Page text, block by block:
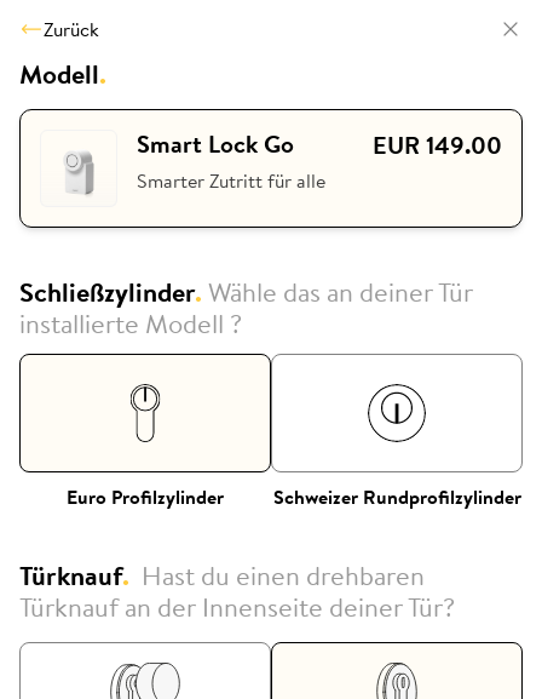
Zurück
Modell.
Smart Lock Go EUR 149.00
Smarter Zutritt für alle
Schließzylinder.Wähle das an deiner Tür
installierte Modell ?
Euro Profilzylinder Schweizer Rundprofilzylinder
Türknauf. Hast du einen drehbaren
Türknauf an der Innenseite deiner Tür?